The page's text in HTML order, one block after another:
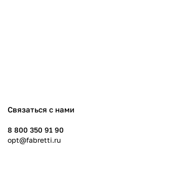
Связаться с нами
8 800 350 91 90
opt@fabretti.ru